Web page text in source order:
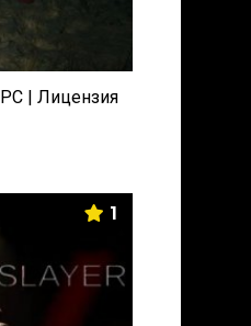
| Лицензия
1